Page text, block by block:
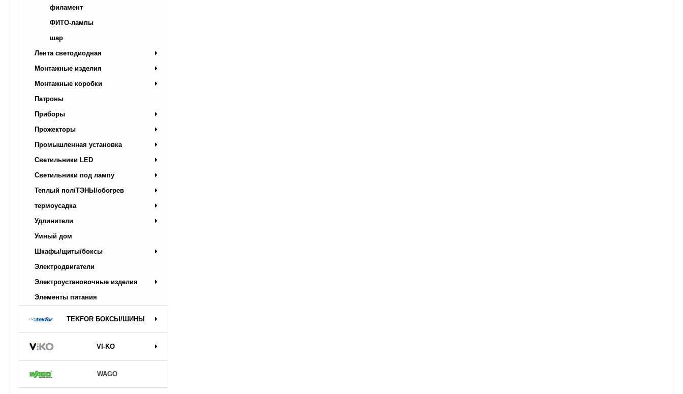
филамент
ФИТО-лампы
шар
Лента светодиодная
Монтажные изделия
Монтажные коробки
Патроны
Приборы
Прожекторы
Промышленная установка
Светильники LED
Светильники под лампу
Теплый пол/ТЭНЫ/обогрев
термоусадка
Удлинители
Умный дом
Шкафы/щиты/боксы
Электродвигатели
Электроустановочные изделия
Элементы питания
TEKFOR БОКСЫ/ШИНЫ
VI-KO
WAGO